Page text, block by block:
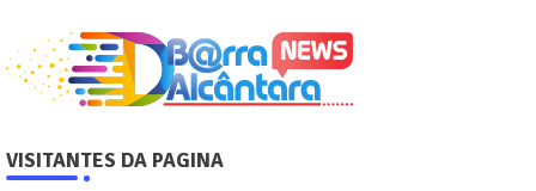
VISITANTES DA PAGINA